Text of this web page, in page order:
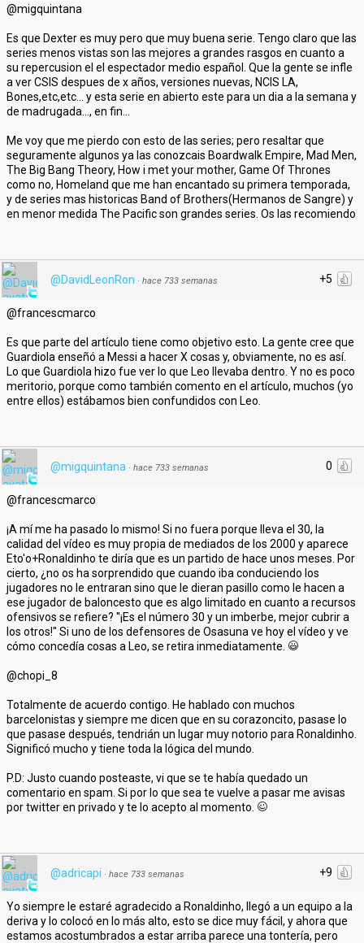
@migquintana
Es que Dexter es muy pero que muy buena serie. Tengo claro que las
series menos vistas son las mejores a grandes rasgos en cuanto a
su repercusion el el espectador medio español. Que la gente se infle
a ver CSIS despues de x años, versiones nuevas, NCIS LA,
Bones,etc,etc... y esta serie en abierto este para un dia a la semana y
de madrugada..., en fin...
Me voy que me pierdo con esto de las series; pero resaltar que
seguramente algunos ya las conozcais Boardwalk Empire, Mad Men,
The Big Bang Theory, How i met your mother, Game Of Thrones
como no, Homeland que me han encantado su primera temporada,
y de series mas historicas Band of Brothers(Hermanos de Sangre) y
en menor medida The Pacific son grandes series. Os las recomiendo
+5
@DavidLeonRon · hace 733 semanas
@francescmarco
Es que parte del artículo tiene como objetivo esto. La gente cree que
Guardiola enseñó a Messi a hacer X cosas y, obviamente, no es así.
Lo que Guardiola hizo fue ver lo que Leo llevaba dentro. Y no es poco
meritorio, porque como también comento en el artículo, muchos (yo
entre ellos) estábamos bien confundidos con Leo.
0
@migquintana · hace 733 semanas
@francescmarco
¡A mí me ha pasado lo mismo! Si no fuera porque lleva el 30, la
calidad del vídeo es muy propia de mediados de los 2000 y aparece
Eto'o+Ronaldinho te diría que es un partido de hace unos meses. Por
cierto, ¿no os ha sorprendido que cuando iba conduciendo los
jugadores no le entraran sino que le dieran pasillo como le hacen a
ese jugador de baloncesto que es algo limitado en cuanto a recursos
ofensivos se refiere? ''¡Es el número 30 y un imberbe, mejor cubrir a
los otros!'' Si uno de los defensores de Osasuna ve hoy el vídeo y ve
cómo concedía cosas a Leo, se retira inmediatamente.
@chopi_8
Totalmente de acuerdo contigo. He hablado con muchos
barcelonistas y siempre me dicen que en su corazoncito, pasase lo
que pasase después, tendrián un lugar muy notorio para Ronaldinho.
Significó mucho y tiene toda la lógica del mundo.
P.D: Justo cuando posteaste, vi que se te había quedado un
comentario en spam. Si por lo que sea te vuelve a pasar me avisas
por twitter en privado y te lo acepto al momento.
+9
@adricapi · hace 733 semanas
Yo siempre le estaré agradecido a Ronaldinho, llegó a un equipo a la
deriva y lo colocó en lo más alto, esto se dice muy fácil, y ahora que
estamos acostumbrados a estar arriba parece una tontería, pero